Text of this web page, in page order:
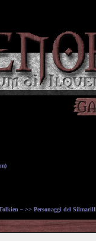
)
~ >> Personaggi del